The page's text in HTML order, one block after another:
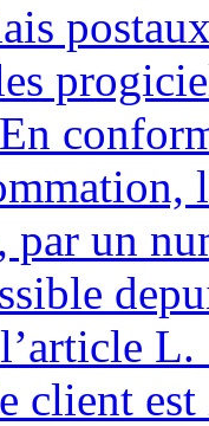
par un
client